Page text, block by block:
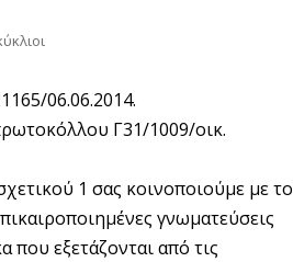
06.06.2014.
Γ31/1009/οικ.
1 σας κοινοποιούμε με το
γνωματεύσεις
που εξετάζονται από τις